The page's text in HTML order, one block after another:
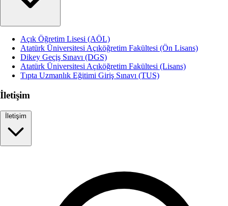
Açık Öğretim Lisesi (AÖL)
Atatürk Üniversitesi Açıköğretim Fakültesi (Ön Lisans)
Dikey Geçiş Sınavı (DGS)
Atatürk Üniversitesi Açıköğretim Fakültesi (Lisans)
Tıpta Uzmanlık Eğitimi Giriş Sınavı (TUS)
İletişim
İletişim